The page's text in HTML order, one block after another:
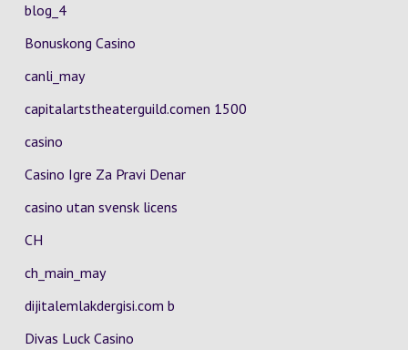
blog_4
Bonuskong Casino
canli_may
capitalartstheaterguild.comen 1500
casino
Casino Igre Za Pravi Denar
casino utan svensk licens
CH
ch_main_may
dijitalemlakdergisi.com b
Divas Luck Casino